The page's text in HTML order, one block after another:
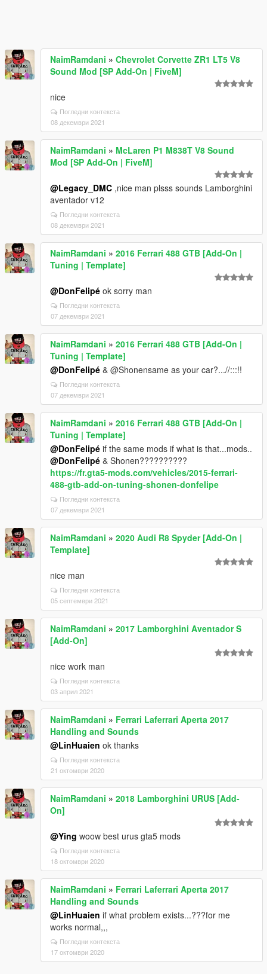
NaimRamdani » Chevrolet Corvette ZR1 LT5 V8
Sound Mod [SP Add-On | FiveM]
nice
Погледни контекста
08 декември 2021
NaimRamdani » McLaren P1 M838T V8 Sound
Mod [SP Add-On | FiveM]
@Legacy_DMC ,nice man plsss sounds Lamborghini
aventador v12
Погледни контекста
08 декември 2021
NaimRamdani » 2016 Ferrari 488 GTB [Add-On |
Tuning | Template]
@DonFelipé ok sorry man
Погледни контекста
07 декември 2021
NaimRamdani » 2016 Ferrari 488 GTB [Add-On |
Tuning | Template]
@DonFelipé & @Shonensame as your car?...//:::!!
Погледни контекста
07 декември 2021
NaimRamdani » 2016 Ferrari 488 GTB [Add-On |
Tuning | Template]
@DonFelipé if the same mods if what is that...mods..
@DonFelipé & Shonen??????????
https://fr.gta5-mods.com/vehicles/2015-ferrari-
488-gtb-add-on-tuning-shonen-donfelipe
Погледни контекста
07 декември 2021
NaimRamdani » 2020 Audi R8 Spyder [Add-On |
Template]
nice man
Погледни контекста
05 септември 2021
NaimRamdani » 2017 Lamborghini Aventador S
[Add-On]
nice work man
Погледни контекста
03 април 2021
NaimRamdani » Ferrari Laferrari Aperta 2017
Handling and Sounds
@LinHuaien ok thanks
Погледни контекста
21 октомври 2020
NaimRamdani » 2018 Lamborghini URUS [Add-
On]
@Ying woow best urus gta5 mods
Погледни контекста
18 октомври 2020
NaimRamdani » Ferrari Laferrari Aperta 2017
Handling and Sounds
@LinHuaien if what problem exists...???for me
works normal,,,
Погледни контекста
17 октомври 2020